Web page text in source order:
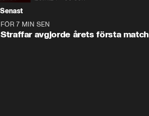
Senast
FÖR 7 MIN SEN
Straffar avgjorde årets första match